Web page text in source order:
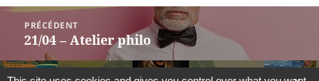
Navigation
l’article
PRÉCÉDENT
Article
précédent :
21/04 – Atelier philo
SUIVANT